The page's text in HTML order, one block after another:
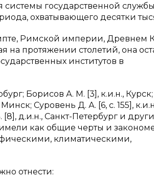
государственной службы
охватывающего десятки
Римской империи, Древнем
протяжении столетий, она
институтов в
Борисов А. М. [3], к.и.н., Курск;
Суровень Д. А. [6, с. 155],
д.и.н., Санкт-Петербург и
как общие черты и
климатическими,
отнести: